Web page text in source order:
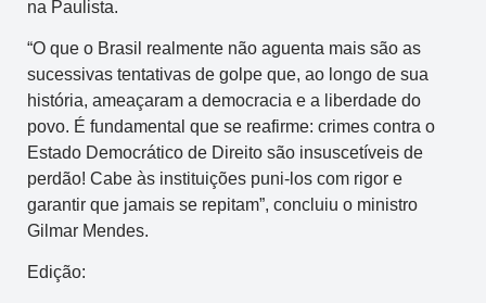
na Paulista.
“O que o Brasil realmente não aguenta mais são as
sucessivas tentativas de golpe que, ao longo de sua
história, ameaçaram a democracia e a liberdade do
povo. É fundamental que se reafirme: crimes contra o
Estado Democrático de Direito são insuscetíveis de
perdão! Cabe às instituições puni-los com rigor e
garantir que jamais se repitam”, concluiu o ministro
Gilmar Mendes.
Edição: